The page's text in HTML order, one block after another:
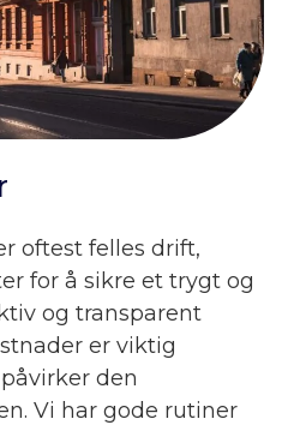
oftest felles drift,
for å sikre et trygt og
og transparent
er viktig
den
Vi har gode rutiner